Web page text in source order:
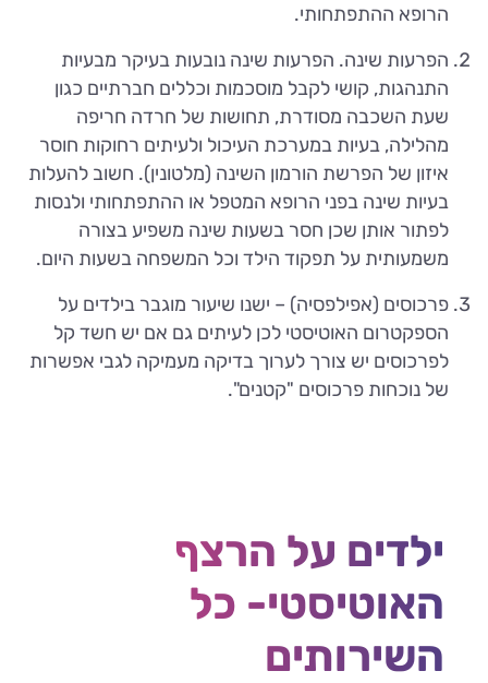
הרופא ההתפתחותי.
הפרעות שינה. הפרעות שינה נובעות בעיקר מבעיות
התנהגות, קושי לקבל מוסכמות וכללים חברתיים כגון
שעת השכבה מסודרת, תחושות של חרדה חריפה
מהלילה, בעיות במערכת העיכול ולעיתים רחוקות חוסר
איזון של הפרשת הורמון השינה (מלטונין). חשוב להעלות
בעיות שינה בפני הרופא המטפל או ההתפתחותי ולנסות
לפתור אותן שכן חסר בשעות שינה משפיע בצורה
משמעותית על תפקוד הילד וכל המשפחה בשעות היום.
פרכוסים (אפילפסיה) – ישנו שיעור מוגבר בילדים על
הספקטרום האוטיסטי לכן לעיתים גם אם יש חשד קל
לפרכוסים יש צורך לערוך בדיקה מעמיקה לגבי אפשרות
של נוכחות פרכוסים "קטנים".
ילדים על הרצף
האוטיסטי- כל
השירותים